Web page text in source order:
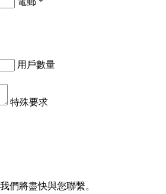
用戶數量
特殊要求
們將盡快與您聯繫。